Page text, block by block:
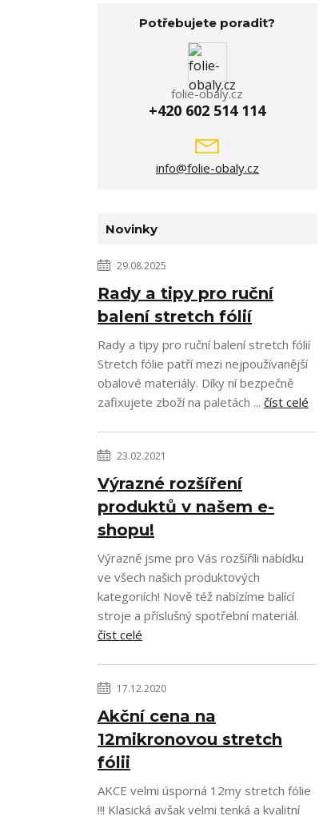
Potřebujete poradit?
folie-obaly.cz
+420 602 514 114
info@folie-obaly.cz
Novinky
29.08.2025
Rady a tipy pro ruční
balení stretch fólií
Rady a tipy pro ruční balení stretch fólií
Stretch fólie patří mezi nejpoužívanější
obalové materiály. Díky ní bezpečně
zafixujete zboží na paletách ... číst celé
23.02.2021
Výrazné rozšíření
produktů v našem e-
shopu!
Výrazně jsme pro Vás rozšíříli nabídku
ve všech našich produktových
kategoriích! Nově též nabízíme balící
stroje a příslušný spotřební materiál.
číst celé
17.12.2020
Akční cena na
12mikronovou stretch
fólii
AKCE velmi úsporná 12my stretch fólie
!!! Klasická avšak velmi tenká a kvalitní